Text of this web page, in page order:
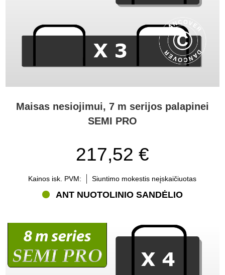
Maisas nesiojimui, 7 m serijos palapinei
SEMI PRO
217,52 €
Kainos isk. PVM: Siuntimo mokestis neįskaičiuotas
ANT NUOTOLINIO SANDĖLIO